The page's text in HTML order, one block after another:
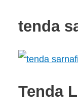
tenda
Tenda